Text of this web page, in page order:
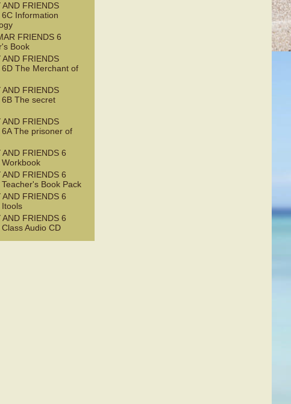
AND FRIENDS
Information
FRIENDS 6
Book
AND FRIENDS
6D The Merchant of
AND FRIENDS
6B The secret
AND FRIENDS
The prisoner of
AND FRIENDS 6
Workbook
AND FRIENDS 6
Teacher's Book Pack
AND FRIENDS 6
Itools
AND FRIENDS 6
Audio CD